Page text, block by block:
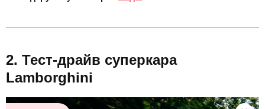
Тест-драйв суперкара
Lamborghini